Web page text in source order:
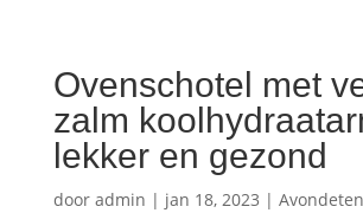
Ovenschotel met
zalm
lekker en gezond
door admin | jan 18, 2023 | Avondeten